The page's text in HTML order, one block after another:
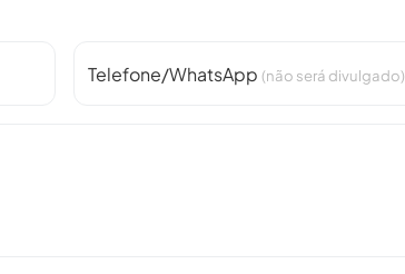
Telefone/WhatsApp (não será divulgado)